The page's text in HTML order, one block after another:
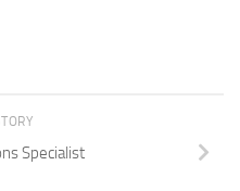
Specialist